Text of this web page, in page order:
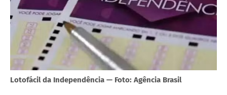
Lotofácil da Independência — Foto: Agência Brasil